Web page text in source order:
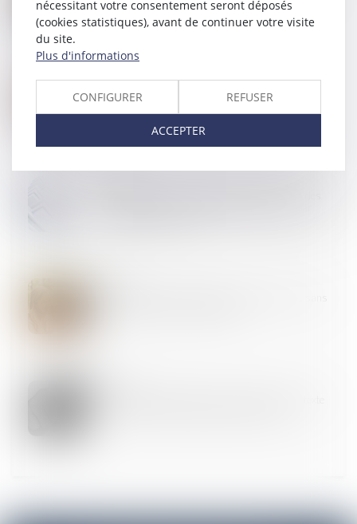
sein du couple ?
Un registre pour centraliser les mandats de
protection future
28NOV.
nécessitant votre consentement seront déposés
(cookies statistiques), avant de continuer votre visite
du site.
Plus d'informations
CONFIGURER REFUSER
ACCEPTER